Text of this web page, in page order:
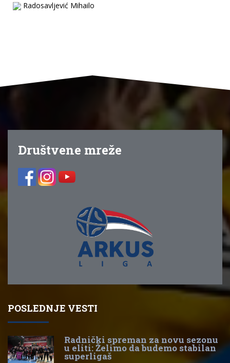
Radosavljević Mihailo
Društvene mreže
POSLEDNJE VESTI
Radnički spreman za novu sezonu
u eliti: Želimo da budemo stabilan
superligaš